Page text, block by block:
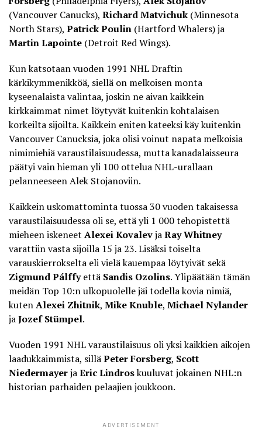
(Vancouver Canucks), Richard Matvichuk (Minnesota
North Stars), Patrick Poulin (Hartford Whalers) ja
Martin Lapointe (Detroit Red Wings).
Kun katsotaan vuoden 1991 NHL Draftin
kärkikymmenikköä, siellä on melkoisen monta
kyseenalaista valintaa, joskin ne aivan kaikkein
kirkkaimmat nimet löytyvät kuitenkin kohtalaisen
korkeilta sijoilta. Kaikkein eniten kateeksi käy kuitenkin
Vancouver Canucksia, joka olisi voinut napata melkoisia
nimimiehiä varaustilaisuudessa, mutta kanadalaisseura
päätyi vain hieman yli 100 ottelua NHL-urallaan
pelanneeseen Alek Stojanoviin.
Kaikkein uskomattominta tuossa 30 vuoden takaisessa
varaustilaisuudessa oli se, että yli 1 000 tehopistettä
mieheen iskeneet Alexei KovalevjaRay Whitney
varattiin vasta sijoilla 15 ja 23. Lisäksi toiselta
varauskierrokselta eli vielä kauempaa löytyivät sekä
Zigmund Pálffyettä Sandis Ozolins. Ylipäätään tämän
meidän Top 10:n ulkopuolelle jäi todella kovia nimiä,
kutenAlexei Zhitnik, Mike Knuble, Michael Nylander
jaJozef Stümpel.
Vuoden 1991 NHL varaustilaisuus oli yksi kaikkien aikojen
laadukkaimmista, silläPeter Forsberg, Scott
NiedermayerjaEric Lindroskuuluvat jokainen NHL:n
historian parhaiden pelaajien joukkoon.
ADVERTISEMENT